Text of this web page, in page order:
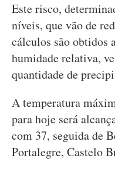
Este risco,
níveis, que vão de
cálculos são obtidos
humidade relativa,
quantidade de
A temperatura
para hoje será
com 37, seguida de
Portalegre, Castelo